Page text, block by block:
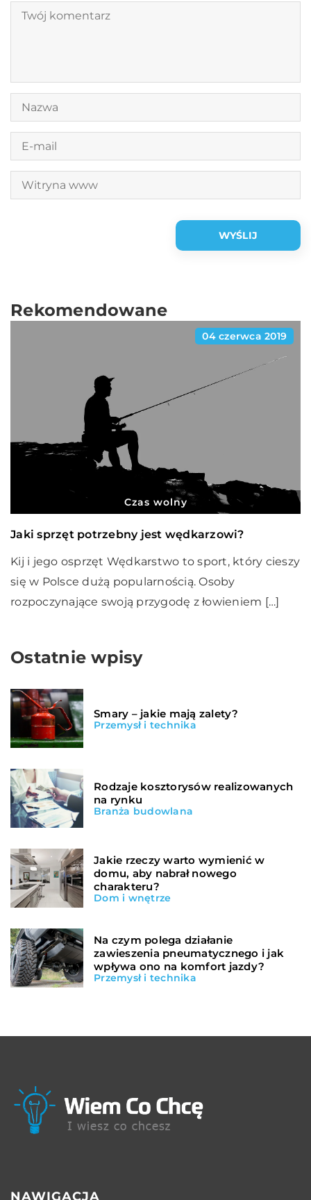
Rekomendowane
04 czerwca 2019
Czas wolny
Jaki sprzęt potrzebny jest wędkarzowi?
Kij i jego osprzęt Wędkarstwo to sport, który cieszy
się w Polsce dużą popularnością. Osoby
rozpoczynające swoją przygodę z łowieniem […]
Ostatnie wpisy
Smary – jakie mają zalety?
Przemysł i technika
Rodzaje kosztorysów realizowanych
na rynku
Branża budowlana
Jakie rzeczy warto wymienić w
domu, aby nabrał nowego
charakteru?
Dom i wnętrze
Na czym polega działanie
zawieszenia pneumatycznego i jak
wpływa ono na komfort jazdy?
Przemysł i technika
NAWIGACJA